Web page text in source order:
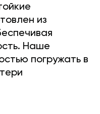
из
Наше
погружать в